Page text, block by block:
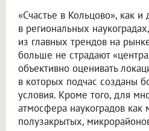
«Счастье в Кольцово», как и
в региональных
из главных трендов на
больше не страдают
объективно оценивать
в которых подчас созданы
условия. Кроме того, для
атмосфера наукоградов как
полузакрытых,